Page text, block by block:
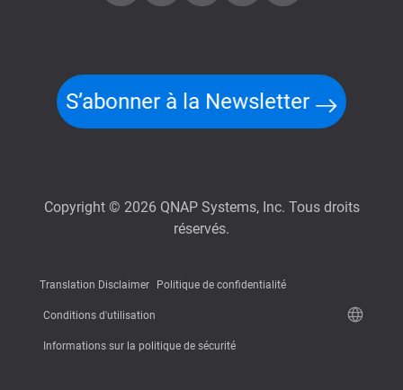
S’abonner à la Newsletter
Copyright © 2026 QNAP Systems, Inc. Tous droits
réservés.
Translation Disclaimer Politique de confidentialité
Conditions d'utilisation
Informations sur la politique de sécurité